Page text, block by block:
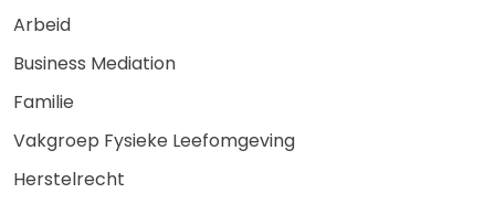
Arbeid
Business Mediation
Familie
Vakgroep Fysieke Leefomgeving
Herstelrecht